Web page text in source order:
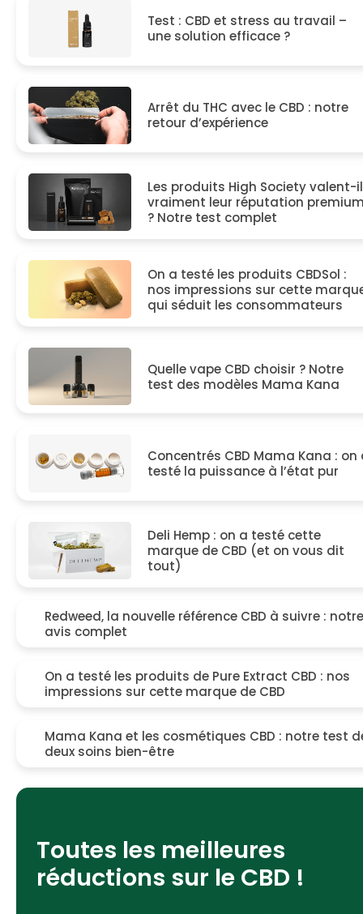
Test : CBD et stress au travail –
une solution efficace ?
Arrêt du THC avec le CBD : notre
retour d’expérience
Les produits High Society valent-
vraiment leur réputation
? Notre test complet
On a testé les produits CBDSol :
nos impressions sur cette
qui séduit les consommateurs
Quelle vape CBD choisir ? Notre
test des modèles Mama Kana
Concentrés CBD Mama Kana : on
testé la puissance à l’état pur
Deli Hemp : on a testé cette
marque de CBD (et on vous dit
tout)
cette marque de CBD